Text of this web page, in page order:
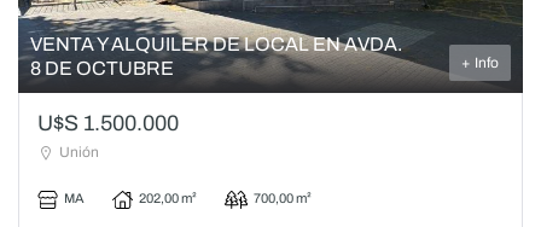
VENTA Y ALQUILER DE LOCAL EN AVDA.
8 DE OCTUBRE
+ Info
U$S 1.500.000
Unión
MA 202,00 m² 700,00 m²